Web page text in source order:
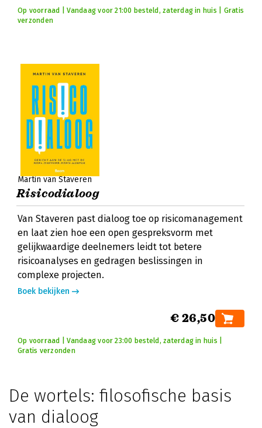
Op voorraad | Vandaag voor 21:00 besteld, zaterdag in huis | Gratis
verzonden
Martin van Staveren
Risicodialoog
Van Staveren past dialoog toe op risicomanagement
en laat zien hoe een open gespreksvorm met
gelijkwaardige deelnemers leidt tot betere
risicoanalyses en gedragen beslissingen in
complexe projecten.
Boek bekijken
€ 26,50
Op voorraad | Vandaag voor 23:00 besteld, zaterdag in huis |
Gratis verzonden
De wortels: filosofische basis
van dialoog